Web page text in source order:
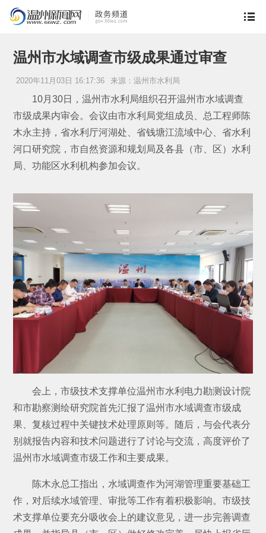
温州市水域调查市级成果通过审查
2020年11月03日 16:17:36 来源：温州市水利局
10月30日，温州市水利局组织召开温州市水域调查
市级成果内审会。会议由市水利局党组成员、总工程师陈
木永主持，省水利厅河湖处、省钱塘江流域中心、省水利
河口研究院，市自然资源和规划局及各县（市、区）水利
局、功能区水利机构参加会议。
会上，市级技术支撑单位温州市水利电力勘测设计院
和市勘察测绘研究院首先汇报了温州市水域调查市级成
果、复核过程中关键技术处理原则等。随后，与会代表分
别就报告内容和技术问题进行了讨论与交流，高度评价了
温州市水域调查市级工作和主要成果。
陈木永总工指出，水域调查作为河湖管理重要基础工
作，对后续水域管理、审批等工作有着积极影响。市级技
术支撑单位要充分吸收会上的建议意见，进一步完善调查